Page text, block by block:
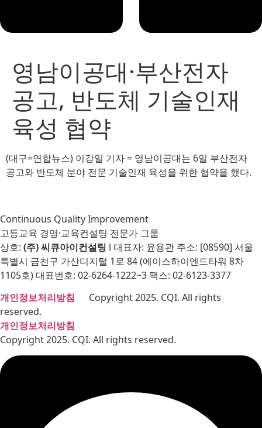
영남이공대·부산전자
공고, 반도체 기술인재
육성 협약
(대구=연합뉴스) 이강일 기자 = 영남이공대는 6일 부산전자
공고와 반도체 분야 전문 기술인재 육성을 위한 협약을 했다.
Continuous Quality Improvement
고등교육 경영·교육컨설팅 전문가 그룹
상호: (주) 씨큐아이컨설팅 l 대표자: 윤용관 주소: [08590] 서울
특별시 금천구 가산디지털 1로 84 (에이스하이엔드타워 8차
1105호) 대표번호: 02-6264-1222~3 팩스: 02-6123-3377
개인정보처리방침 Copyright 2025. CQI. All rights
reserved.
개인정보처리방침
Copyright 2025. CQI. All rights reserved.